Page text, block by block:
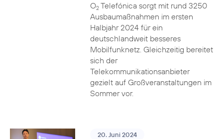
O2Telefónica sorgt mit rund 3250
Ausbaumaßnahmen im ersten
Halbjahr 2024 für ein
deutschlandweit besseres
Mobilfunknetz. Gleichzeitig bereitet
sich der
Telekommunikationsanbieter
gezielt auf Großveranstaltungen im
Sommer vor.
20. Juni 2024